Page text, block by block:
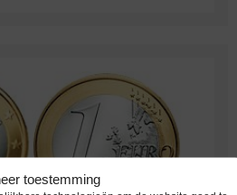
toestemming